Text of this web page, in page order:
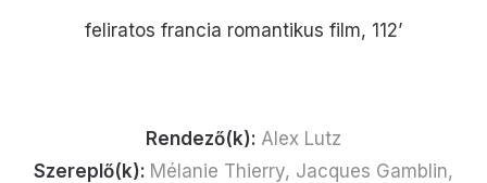
feliratos francia romantikus film, 112’
Rendező(k): Alex Lutz
Szereplő(k): Mélanie Thierry, Jacques Gamblin,